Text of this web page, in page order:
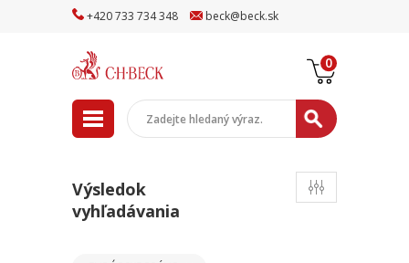
+420733 734348 beck@beck.sk
0
Výsledok
vyhľadávania